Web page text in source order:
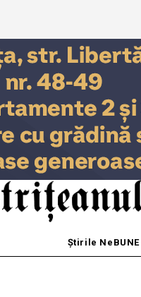
Știrile NeBUNE